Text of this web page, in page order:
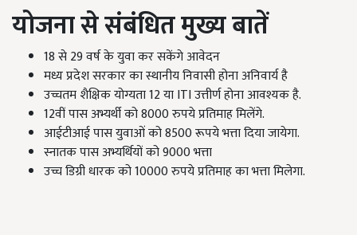
योजना से संबंधित मुख्य बातें
18 से 29 वर्ष के युवा कर सकेंगे आवेदन
मध्य प्रदेश सरकार का स्थानीय निवासी होना अनिवार्य है
उच्चतम शैक्षिक योग्यता 12 या ITIउत्तीर्ण होना आवश्यक है.
12वीं पास अभ्यर्थी को 8000 रुपये प्रतिमाह मिलेंगे.
आईटीआई पास युवाओं को 8500 रूपये भत्ता दिया जायेगा.
स्नातक पास अभ्यर्थियों को 9000 भत्ता
उच्च डिग्री धारक को 10000 रुपये प्रतिमाह का भत्ता मिलेगा.